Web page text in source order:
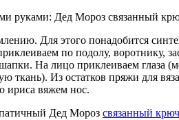
Для этого понадобится
по подолу, воротнику,
На лицо приклеиваем глаза
ткань). Из остатков пряжи для
ириса вяжем нос.
Дед Мороз связанный